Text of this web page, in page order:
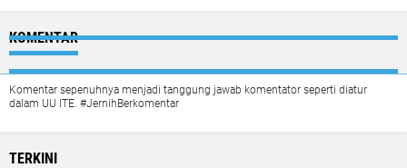
KOMENTAR
Komentar sepenuhnya menjadi tanggung jawab komentator seperti diatur
dalam UU ITE. #JernihBerkomentar
TERKINI